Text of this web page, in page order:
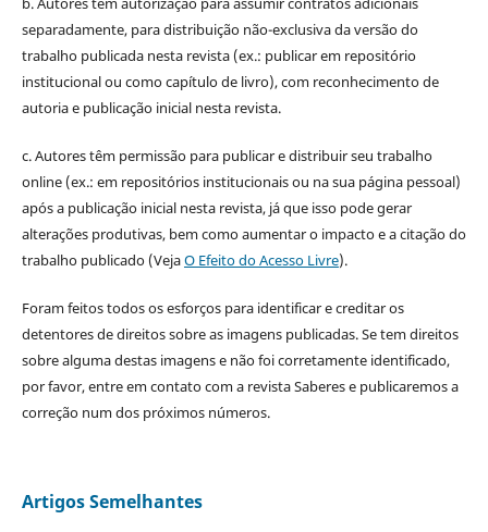
separadamente, para distribuição não-exclusiva da versão do
trabalho publicada nesta revista (ex.: publicar em repositório
institucional ou como capítulo de livro), com reconhecimento de
autoria e publicação inicial nesta revista.
c. Autores têm permissão para publicar e distribuir seu trabalho
online (ex.: em repositórios institucionais ou na sua página pessoal)
após a publicação inicial nesta revista, já que isso pode gerar
alterações produtivas, bem como aumentar o impacto e a citação do
trabalho publicado (VejaO Efeito do Acesso Livre).
Foram feitos todos os esforços para identificar e creditar os
detentores de direitos sobre as imagens publicadas. Se tem direitos
sobre alguma destas imagens e não foi corretamente identificado,
por favor, entre em contato com a revista Saberes e publicaremos a
correção num dos próximos números.
Artigos Semelhantes